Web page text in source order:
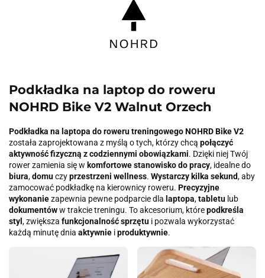
Podkładka na laptop do roweru
NOHRD Bike V2 Walnut Orzech
Podkładka na laptopa doroweru treningowegoNOHRD Bike V2
została zaprojektowana z myślą o tych, którzy chcą połączyć
aktywność fizyczną z codziennymi obowiązkami. Dzięki niej Twój
rower zamienia się w komfortowe stanowisko do pracy, idealne do
biura,domuczyprzestrzeni wellness. Wystarczy kilka sekund, aby
zamocować podkładkę na kierownicy roweru. Precyzyjne
wykonaniezapewnia pewne podparcie dla laptopa,tabletu lub
dokumentóww trakcie treningu. To akcesorium, którepodkreśla
styl , zwiększa funkcjonalność sprzętu i pozwala wykorzystać
każdą minutę dnia aktywnie iproduktywnie.